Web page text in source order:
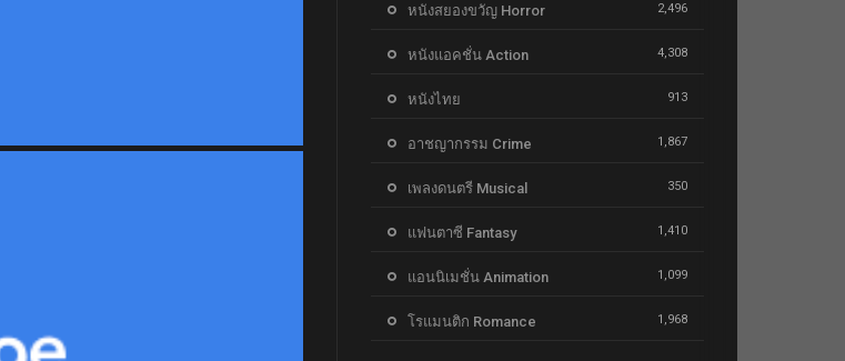
หนังสยองขวัญ Horror 2,496
หนังแอคชั่น Action 4,308
หนังไทย 913
อาชญากรรม Crime 1,867
เพลงดนตรี Musical 350
แฟนตาซี Fantasy 1,410
แอนนิเมชั่น Animation 1,099
โรแมนติก Romance 1,968